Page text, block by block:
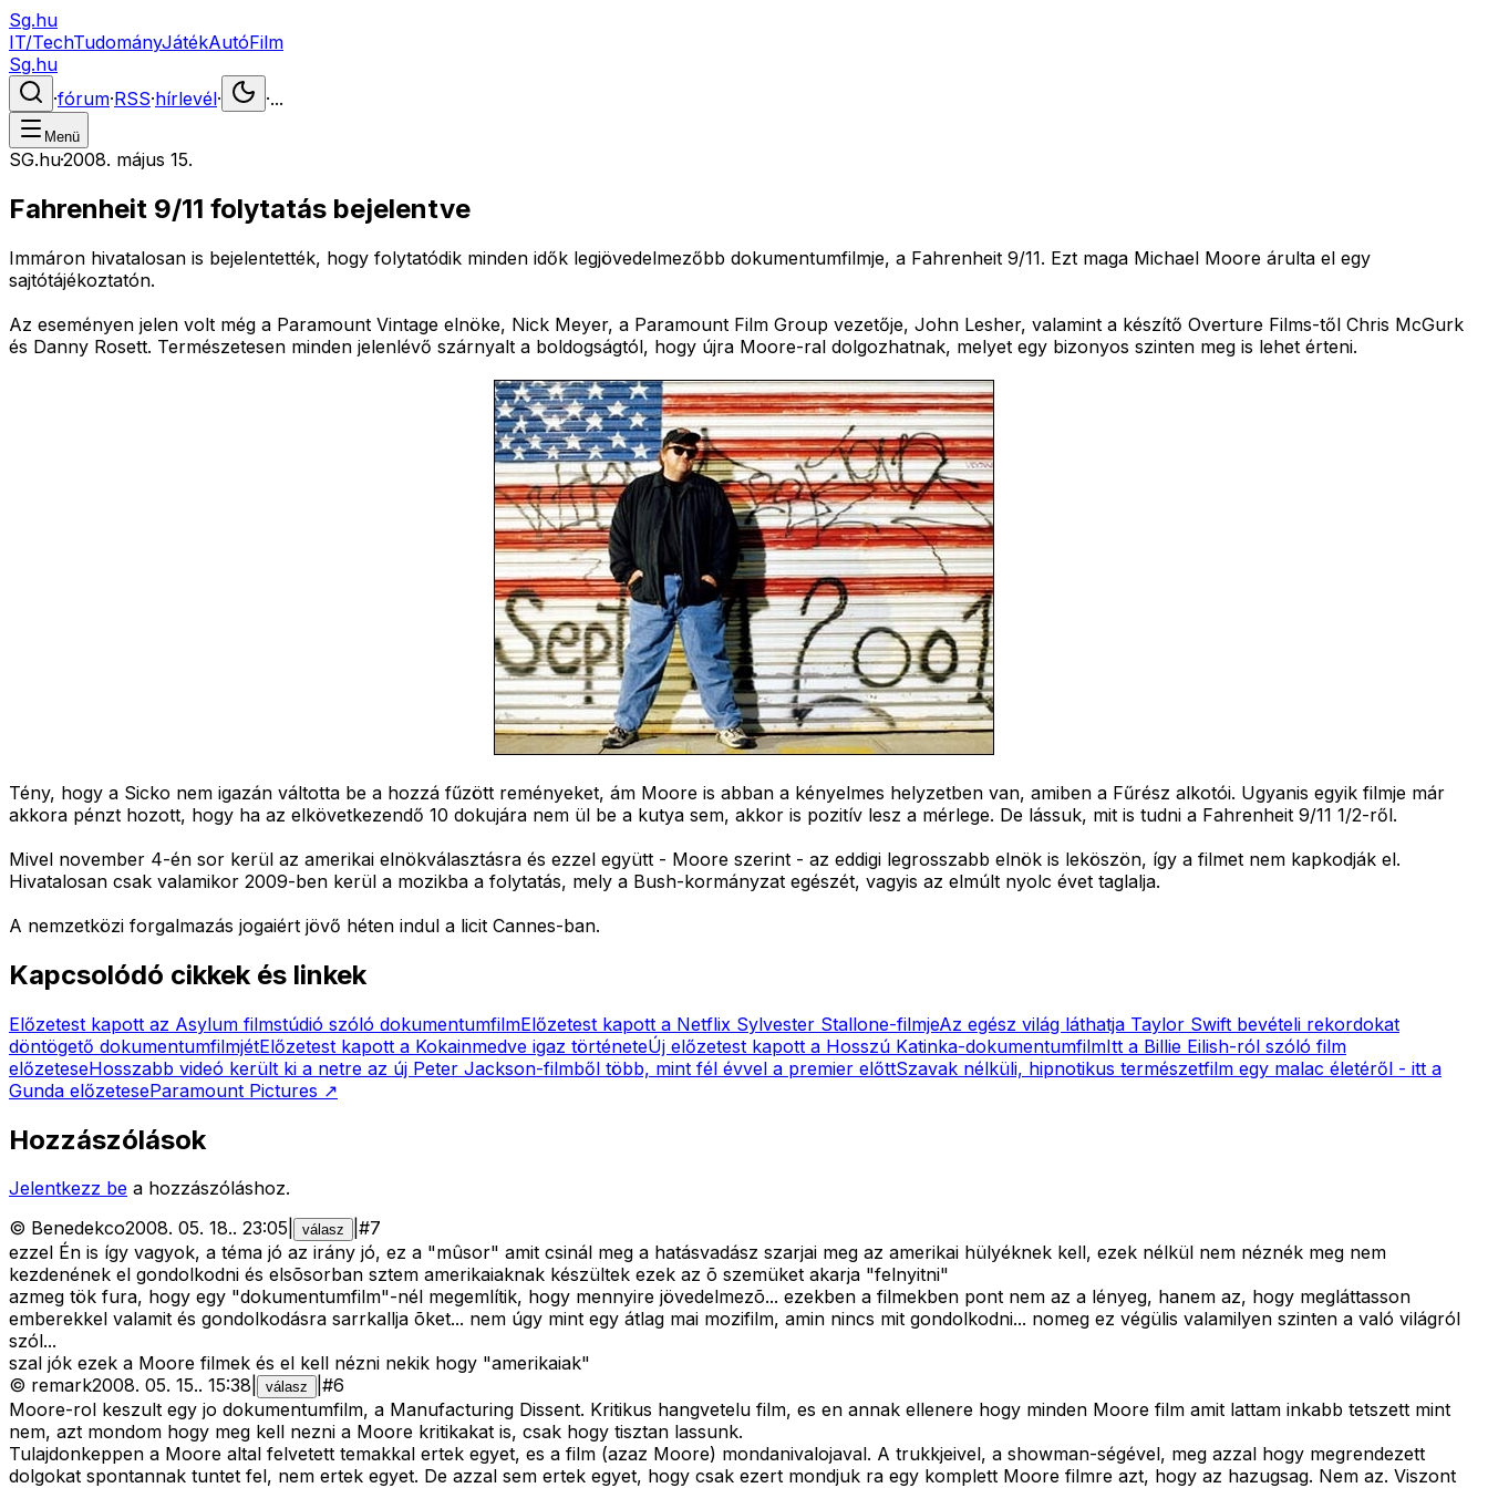
Sg.hu
IT/TechTudományJátékAutóFilm
Sg.hu
·fórum·RSS·hírlevél· ·...
Menü
SG.hu·2008. május 15.
Fahrenheit 9/11 folytatás bejelentve
Immáron hivatalosan is bejelentették, hogy folytatódik minden idők legjövedelmezőbb dokumentumfilmje, a Fahrenheit 9/11. Ezt maga Michael Moore árulta el egy
sajtótájékoztatón.
Az eseményen jelen volt még a Paramount Vintage elnöke, Nick Meyer, a Paramount Film Group vezetője, John Lesher, valamint a készítő Overture Films-től Chris McGurk
és Danny Rosett. Természetesen minden jelenlévő szárnyalt a boldogságtól, hogy újra Moore-ral dolgozhatnak, melyet egy bizonyos szinten meg is lehet érteni.
Tény, hogy a Sicko nem igazán váltotta be a hozzá fűzött reményeket, ám Moore is abban a kényelmes helyzetben van, amiben a Fűrész alkotói. Ugyanis egyik filmje már
akkora pénzt hozott, hogy ha az elkövetkezendő 10 dokujára nem ül be a kutya sem, akkor is pozitív lesz a mérlege. De lássuk, mit is tudni a Fahrenheit 9/11 1/2-ről.
Mivel november 4-én sor kerül az amerikai elnökválasztásra és ezzel együtt - Moore szerint - az eddigi legrosszabb elnök is leköszön, így a filmet nem kapkodják el.
Hivatalosan csak valamikor 2009-ben kerül a mozikba a folytatás, mely a Bush-kormányzat egészét, vagyis az elmúlt nyolc évet taglalja.
A nemzetközi forgalmazás jogaiért jövő héten indul a licit Cannes-ban.
Kapcsolódó cikkek és linkek
Előzetest kapott az Asylum filmstúdió szóló dokumentumfilmElőzetest kapott a Netflix Sylvester Stallone-filmjeAz egész világ láthatja Taylor Swift bevételi rekordokat
döntögető dokumentumfilmjétElőzetest kapott a Kokainmedve igaz történeteÚj előzetest kapott a Hosszú Katinka-dokumentumfilmItt a Billie Eilish-ról szóló film
előzeteseHosszabb videó került ki a netre az új Peter Jackson-filmből több, mint fél évvel a premier előttSzavak nélküli, hipnotikus természetfilm egy malac életéről - itt a
Gunda előzeteseParamount Pictures ↗
Hozzászólások
Jelentkezz be a hozzászóláshoz.
© Benedekco2008. 05. 18.. 23:05 válasz #7
ezzel Én is így vagyok, a téma jó az irány jó, ez a "mûsor" amit csinál meg a hatásvadász szarjai meg az amerikai hülyéknek kell, ezek nélkül nem néznék meg nem
kezdenének el gondolkodni és elsõsorban sztem amerikaiaknak készültek ezek az õ szemüket akarja "felnyitni"
azmeg tök fura, hogy egy "dokumentumfilm"-nél megemlítik, hogy mennyire jövedelmezõ... ezekben a filmekben pont nem az a lényeg, hanem az, hogy megláttasson
emberekkel valamit és gondolkodásra sarrkallja õket... nem úgy mint egy átlag mai mozifilm, amin nincs mit gondolkodni... nomeg ez végülis valamilyen szinten a való világról
szól...
szal jók ezek a Moore filmek és el kell nézni nekik hogy "amerikaiak"
© remark2008. 05. 15.. 15:38 válasz #6
Moore-rol keszult egy jo dokumentumfilm, a Manufacturing Dissent. Kritikus hangvetelu film, es en annak ellenere hogy minden Moore film amit lattam inkabb tetszett mint
nem, azt mondom hogy meg kell nezni a Moore kritikakat is, csak hogy tisztan lassunk.
Tulajdonkeppen a Moore altal felvetett temakkal ertek egyet, es a film (azaz Moore) mondanivalojaval. A trukkjeivel, a showman-ségével, meg azzal hogy megrendezett
dolgokat spontannak tuntet fel, nem ertek egyet. De azzal sem ertek egyet, hogy csak ezert mondjuk ra egy komplett Moore filmre azt, hogy az hazugsag. Nem az. Viszont